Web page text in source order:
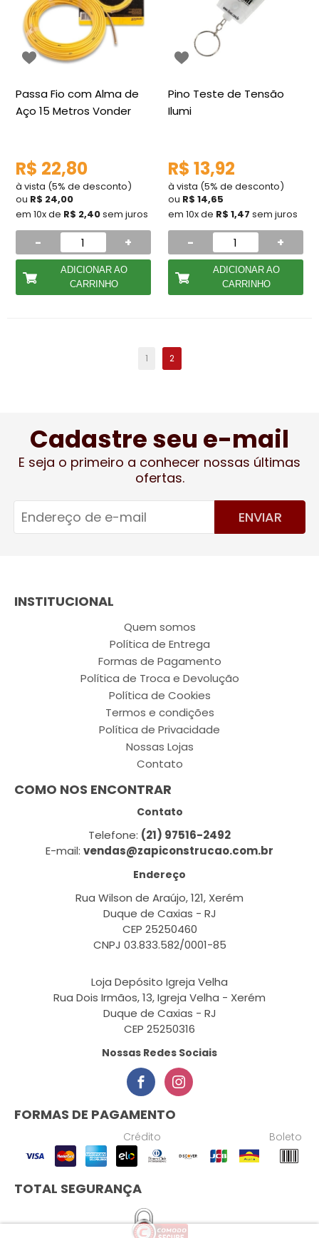
Passa Fio com Alma de
Aço 15 Metros Vonder
R$ 22,80
à vista (5% de desconto)
ou R$ 24,00
em 10x de R$ 2,40sem juros
- +
ADICIONAR AO
CARRINHO
Pino Teste de Tensão
Ilumi
R$ 13,92
à vista (5% de desconto)
ou R$ 14,65
em 10x de R$ 1,47 sem juros
- +
ADICIONAR AO
CARRINHO
1 2
Cadastre seu e-mail
E seja o primeiro a conhecer nossas últimas
ofertas.
ENVIAR
INSTITUCIONAL
Quem somos
Política de Entrega
Formas de Pagamento
Política de Troca e Devolução
Política de Cookies
Termos e condições
Política de Privacidade
Nossas Lojas
Contato
COMO NOS ENCONTRAR
Contato
Telefone: (21) 97516-2492
E-mail: vendas@zapiconstrucao.com.br
Endereço
Rua Wilson de Araújo, 121, Xerém
Duque de Caxias - RJ
CEP 25250460
CNPJ 03.833.582/0001-85
Loja Depósito Igreja Velha
Rua Dois Irmãos, 13, Igreja Velha - Xerém
Duque de Caxias - RJ
CEP 25250316
Nossas Redes Sociais
FORMAS DE PAGAMENTO
Crédito Boleto
TOTAL SEGURANÇA